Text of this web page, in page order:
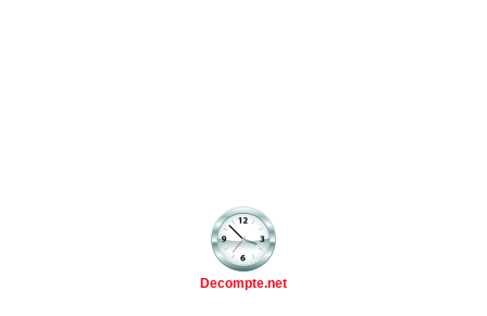
Decompte.net